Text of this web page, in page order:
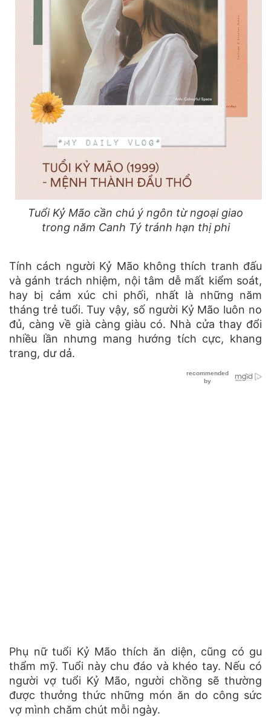
Tuổi Kỷ Mão cần chú ý ngôn từ ngoại giao
trong năm Canh Tý tránh hạn thị phi
Tính cách người Kỷ Mão không thích tranh đấu
và gánh trách nhiệm, nội tâm dễ mất kiểm soát,
hay bị cảm xúc chi phối, nhất là những năm
tháng trẻ tuổi. Tuy vậy, số người Kỷ Mão luôn no
đủ, càng về già càng giàu có. Nhà cửa thay đổi
nhiều lần nhưng mang hướng tích cực, khang
trang, dư dả.
Phụ nữ tuổi Kỷ Mão thích ăn diện, cũng có gu
thẩm mỹ. Tuổi này chu đáo và khéo tay. Nếu có
người vợ tuổi Kỷ Mão, người chồng sẽ thường
được thưởng thức những món ăn do công sức
vợ mình chăm chút mỗi ngày.